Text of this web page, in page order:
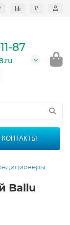
₽
87
КОНТАКТЫ
Ballu